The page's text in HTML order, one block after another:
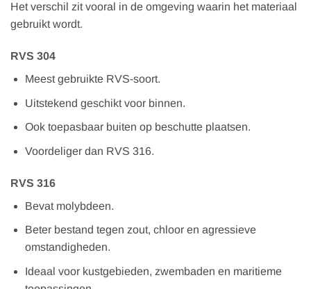
Het verschil zit vooral in de omgeving waarin het materiaal
gebruikt wordt.
RVS 304
Meest gebruikte RVS-soort.
Uitstekend geschikt voor binnen.
Ook toepasbaar buiten op beschutte plaatsen.
Voordeliger dan RVS 316.
RVS 316
Bevat molybdeen.
Beter bestand tegen zout, chloor en agressieve
omstandigheden.
Ideaal voor kustgebieden, zwembaden en maritieme